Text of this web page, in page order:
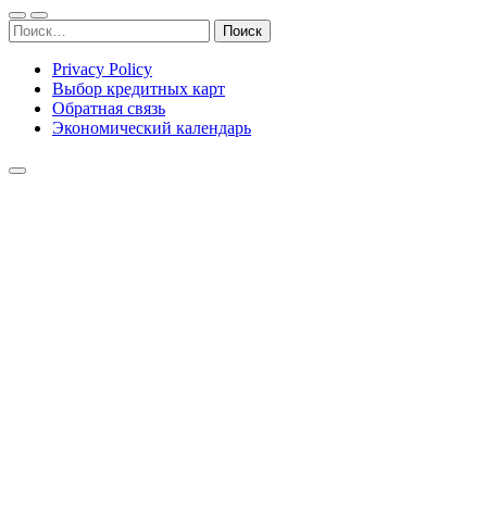
Найти:
Privacy Policy
Выбор кредитных карт
Обратная связь
Экономический календарь